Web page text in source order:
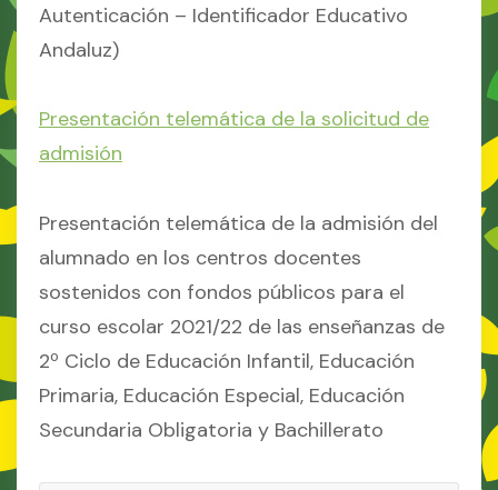
Autenticación – Identificador Educativo
Andaluz)
Presentación telemática de la solicitud de
admisión
Presentación telemática de la admisión del
alumnado en los centros docentes
sostenidos con fondos públicos para el
curso escolar 2021/22 de las enseñanzas de
2º Ciclo de Educación Infantil, Educación
Primaria, Educación Especial, Educación
Secundaria Obligatoria y Bachillerato